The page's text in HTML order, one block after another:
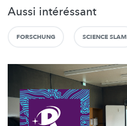
Aussi intéréssant
FORSCHUNG SCIENCE SLAM